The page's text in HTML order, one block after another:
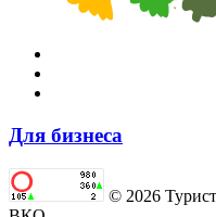
Для бизнеса
© 2026